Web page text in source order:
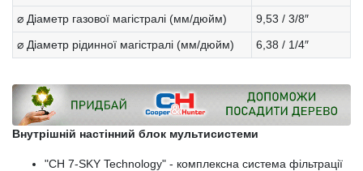
⌀ Діаметр газової магістралі (мм/дюйм)
9,53 / 3/8″
⌀ Діаметр рідинної магістралі (мм/дюйм)
6,38 / 1/4″
Внутрішній настінний блок мультисистеми
"CH 7-SKY Technology" - комплексна система фільтрації